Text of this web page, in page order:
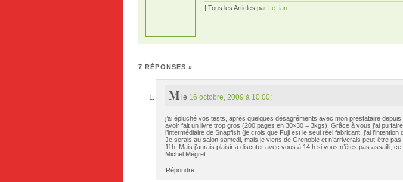
| Tous les Articles par Le_ian
7 RÉPONSES»
M le 16 octobre, 2009 à 10:00:
j’ai épluché vos tests, après quelques désagréments avec mon prestataire
avoir fait un livre trop gros (200 pages en 30×30 = 3kgs). Grâce à vous j’ai pu
l’intermédiaire de Snapfish (je crois que Fuji est le seul réel fabricant, j’ai l’intention
Je serais au salon samedi, mais je viens de Grenoble et n’arriverais peut-être
11h. Mais j’aurais plaisir à discuter avec vous à 14 h si vous n’êtes pas assailli,
Michel Mégret
Répondre